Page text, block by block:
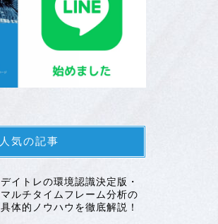
人気の記事
デイトレの環境認識決定版・
マルチタイムフレーム分析の
具体的ノウハウを徹底解説！